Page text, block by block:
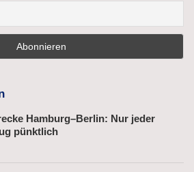
Hamburg–Berlin: Nur jeder
pünktlich